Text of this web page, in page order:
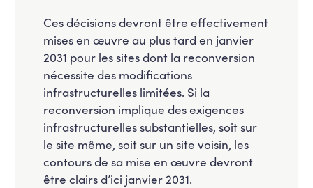
Ces décisions devront être effectivement
mises en œuvre au plus tard en janvier
2031 pour les sites dont la reconversion
nécessite des modifications
infrastructurelles limitées. Si la
reconversion implique des exigences
infrastructurelles substantielles, soit sur
le site même, soit sur un site voisin, les
contours de sa mise en œuvre devront
être clairs d’ici janvier 2031.